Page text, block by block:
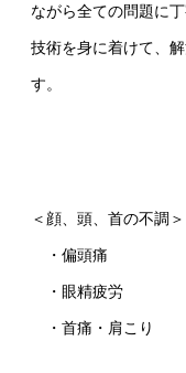
ながら全ての問題に
技術を身に着けて、
す。
＜顔、頭、首の不調＞
・偏頭痛
・眼精疲労
・首痛・肩こり